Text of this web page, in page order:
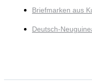
Briefmarken aus
Deutsch-